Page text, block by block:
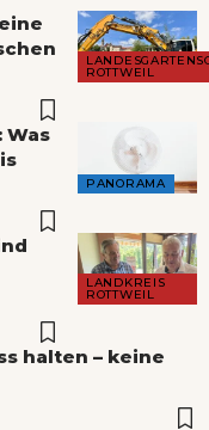
ROTTWEIL
PANORAMA
LANDKREIS
ROTTWEIL
halten – keine